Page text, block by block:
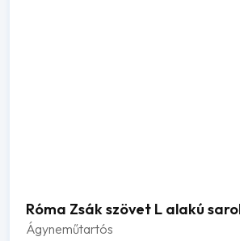
Róma Zsák szövet L alakú
Ágyneműtartós